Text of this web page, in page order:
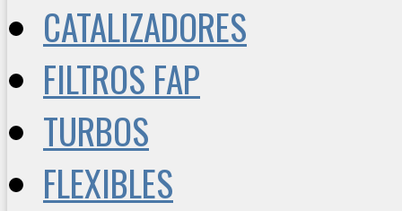
CATALIZADORES
FILTROS FAP
TURBOS
FLEXIBLES